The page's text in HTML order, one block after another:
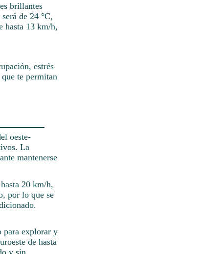
brillantes
de 24 °C,
hasta 13 km/h,
estrés
te permitan
oeste-
La
mantenerse
20 km/h,
por lo que se
para explorar y
de hasta